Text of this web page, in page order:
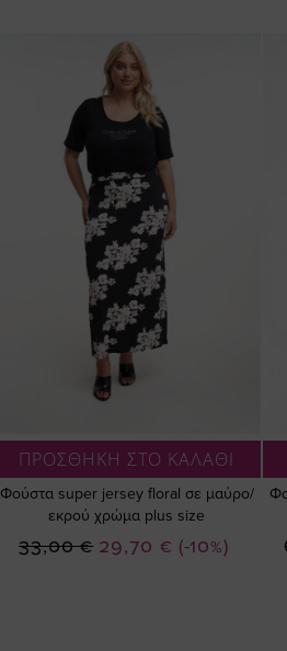
ΠΡΟΣΘΗΚΗ ΣΤΟ ΚΑΛΑΘΙ
Φούστα super jersey floral σε μαύρο/
εκρού χρώμα plus size
(-10%)
Ειδική
29,70 €
33,00 €